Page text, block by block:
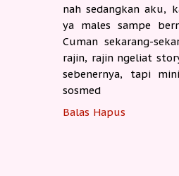
nah sedangkan aku,
ya males sampe
Cuman sekarang-
rajin, rajin ngeliat
sebenernya, tapi
sosmed
Balas Hapus